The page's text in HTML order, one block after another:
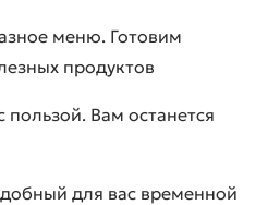
меню. Готовим
продуктов
Вам останется
для вас временной